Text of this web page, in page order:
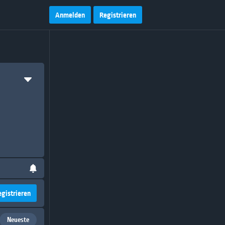
Anmelden Registrieren
Neueste